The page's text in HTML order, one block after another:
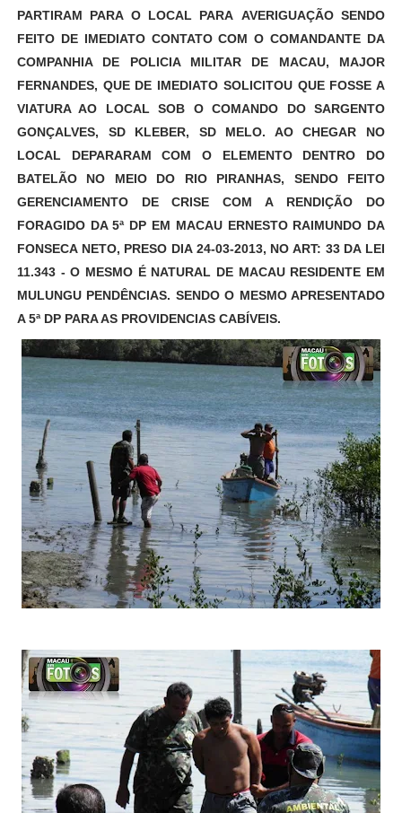
PARTIRAM PARA O LOCAL PARA AVERIGUAÇÃO SENDO
FEITO DE IMEDIATO CONTATO COM O COMANDANTE DA
COMPANHIA DE POLICIA MILITAR DE MACAU, MAJOR
FERNANDES, QUE DE IMEDIATO SOLICITOU QUE FOSSE A
VIATURA AO LOCAL SOB O COMANDO DO SARGENTO
GONÇALVES, SD KLEBER, SD MELO. AO CHEGAR NO
LOCAL DEPARARAM COM O ELEMENTO DENTRO DO
BATELÃO NO MEIO DO RIO PIRANHAS, SENDO FEITO
GERENCIAMENTO DE CRISE COM A RENDIÇÃO DO
FORAGIDO DA 5ª DP EM MACAU ERNESTO RAIMUNDO DA
FONSECA NETO, PRESO DIA 24-03-2013, NO ART: 33 DA LEI
11.343 - O MESMO É NATURAL DE MACAU RESIDENTE EM
MULUNGU PENDÊNCIAS. SENDO O MESMO APRESENTADO
A 5ª DP PARA AS PROVIDENCIAS CABÍVEIS.